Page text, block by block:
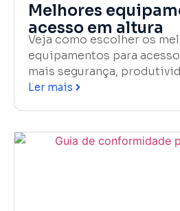
Melhores
acesso em altura
Veja como escolher os
equipamentos para
mais segurança,
Ler mais